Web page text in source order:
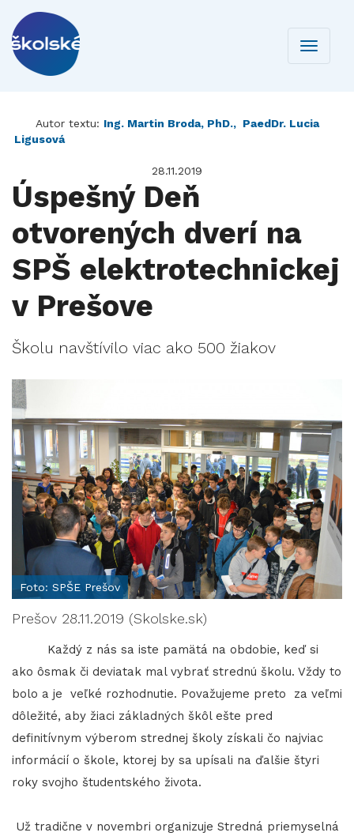
Toggle
Autor textu: Ing. Martin Broda, PhD., PaedDr. Lucia
Ligusová
28.11.2019
Úspešný Deň
otvorených dverí na
SPŠ elektrotechnickej
v Prešove
Školu navštívilo viac ako 500 žiakov
Foto: SPŠE Prešov
Prešov 28.11.2019 (Skolske.sk)
Každý z nás sa iste pamätá na obdobie, keď si
ako ôsmak či deviatak mal vybrať strednú školu. Vždy to
bolo a je veľké rozhodnutie. Považujeme preto za veľmi
dôležité, aby žiaci základných škôl ešte pred
definitívnym výberom strednej školy získali čo najviac
informácií o škole, ktorej by sa upísali na ďalšie štyri
roky svojho študentského života.
Už tradične v novembri organizuje Stredná priemyselná